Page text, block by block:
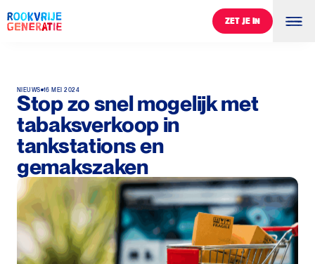
ZET JE IN
ZET JE IN
NIEUWS 16 MEI 2024
Stop zo snel mogelijk met
tabaksverkoop in
tankstations en
gemakszaken